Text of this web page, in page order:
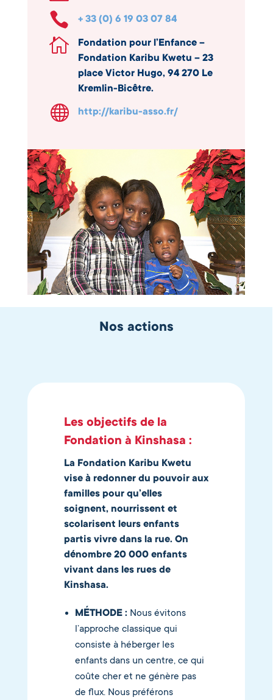
 + 33 (0) 6 19 03 07 84

Fondation pour l’Enfance –
Fondation Karibu Kwetu – 23
place Victor Hugo, 94 270 Le
Kremlin-Bicêtre.
 http://karibu-asso.fr/
Nos actions
Les objectifs de la
Fondation à Kinshasa :
La Fondation Karibu Kwetu
vise à redonner du pouvoir aux
familles pour qu’elles
soignent, nourrissent et
scolarisent leurs enfants
partis vivre dans la rue. On
dénombre 20 000 enfants
vivant dans les rues de
Kinshasa.
MÉTHODE :Nous évitons
l’approche classique qui
consiste à héberger les
enfants dans un centre, ce qui
coûte cher et ne génère pas
de flux. Nous préférons